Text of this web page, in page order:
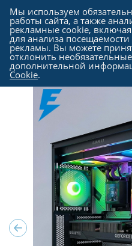
Каталог - Компьютеры в
Мы используем
работы сайта, а также
рекламные cookie,
для анализа
рекламы. Вы можете
отклонить
дополнительной
Cookie.